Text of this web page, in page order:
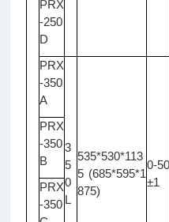
PRX
-250
D
PRX
-350
A
3
5
0
L
535*530*113
5 (685*595*1
875)
0-50
±1
PRX
-350
B
PRX
-350